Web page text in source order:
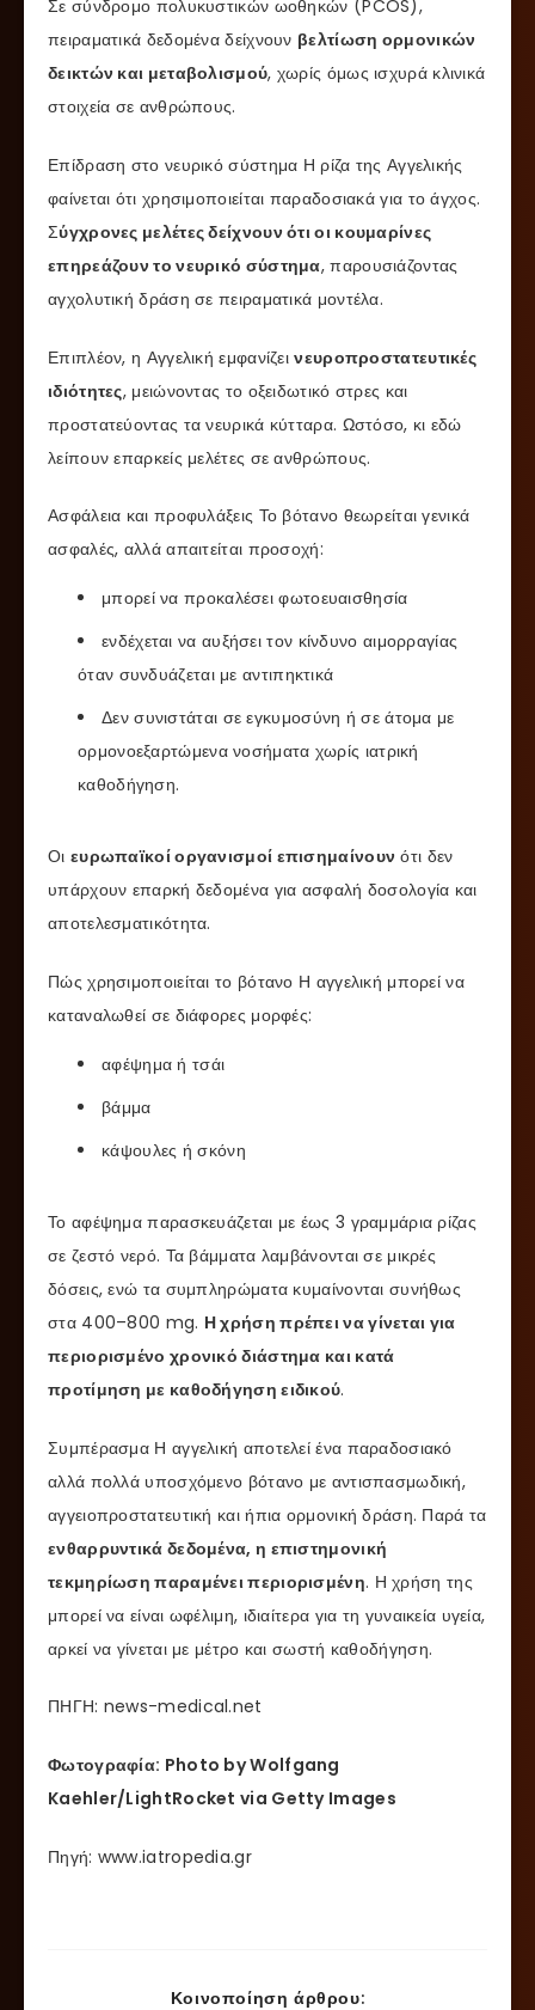
Σε σύνδρομο πολυκυστικών ωοθηκών (PCOS),
πειραματικά δεδομένα δείχνουν βελτίωση ορμονικών
δεικτών και μεταβολισμού, χωρίς όμως ισχυρά κλινικά
στοιχεία σε ανθρώπους.
Επίδραση στο νευρικό σύστημα Η ρίζα της Αγγελικής
φαίνεται ότι χρησιμοποιείται παραδοσιακά για το άγχος.
Σύγχρονες μελέτες δείχνουν ότι οι κουμαρίνες
επηρεάζουν το νευρικό σύστημα, παρουσιάζοντας
αγχολυτική δράση σε πειραματικά μοντέλα.
Επιπλέον, η Αγγελική εμφανίζεινευροπροστατευτικές
ιδιότητες, μειώνοντας το οξειδωτικό στρες και
προστατεύοντας τα νευρικά κύτταρα. Ωστόσο, κι εδώ
λείπουν επαρκείς μελέτες σε ανθρώπους.
Ασφάλεια και προφυλάξεις Το βότανο θεωρείται γενικά
ασφαλές, αλλά απαιτείται προσοχή:
μπορεί να προκαλέσει φωτοευαισθησία
ενδέχεται να αυξήσει τον κίνδυνο αιμορραγίας
όταν συνδυάζεται με αντιπηκτικά
Δεν συνιστάται σε εγκυμοσύνη ή σε άτομα με
ορμονοεξαρτώμενα νοσήματα χωρίς ιατρική
καθοδήγηση.
Οι ευρωπαϊκοί οργανισμοί επισημαίνουν ότι δεν
υπάρχουν επαρκή δεδομένα για ασφαλή δοσολογία και
αποτελεσματικότητα.
Πώς χρησιμοποιείται το βότανο Η αγγελική μπορεί να
καταναλωθεί σε διάφορες μορφές:
αφέψημα ή τσάι
βάμμα
κάψουλες ή σκόνη
Το αφέψημα παρασκευάζεται με έως 3 γραμμάρια ρίζας
σε ζεστό νερό. Τα βάμματα λαμβάνονται σε μικρές
δόσεις, ενώ τα συμπληρώματα κυμαίνονται συνήθως
στα 400–800 mg. Η χρήση πρέπει να γίνεται για
περιορισμένο χρονικό διάστημα και κατά
προτίμηση με καθοδήγηση ειδικού.
Συμπέρασμα Η αγγελική αποτελεί ένα παραδοσιακό
αλλά πολλά υποσχόμενο βότανο με αντισπασμωδική,
αγγειοπροστατευτική και ήπια ορμονική δράση. Παρά τα
ενθαρρυντικά δεδομένα, η επιστημονική
τεκμηρίωση παραμένει περιορισμένη. Η χρήση της
μπορεί να είναι ωφέλιμη, ιδιαίτερα για τη γυναικεία υγεία,
αρκεί να γίνεται με μέτρο και σωστή καθοδήγηση.
ΠΗΓΗ: news-medical.net
Φωτογραφία: Photo by Wolfgang
Kaehler/LightRocket via Getty Images
Πηγή: www.iatropedia.gr
Κοινοποίηση άρθρου: